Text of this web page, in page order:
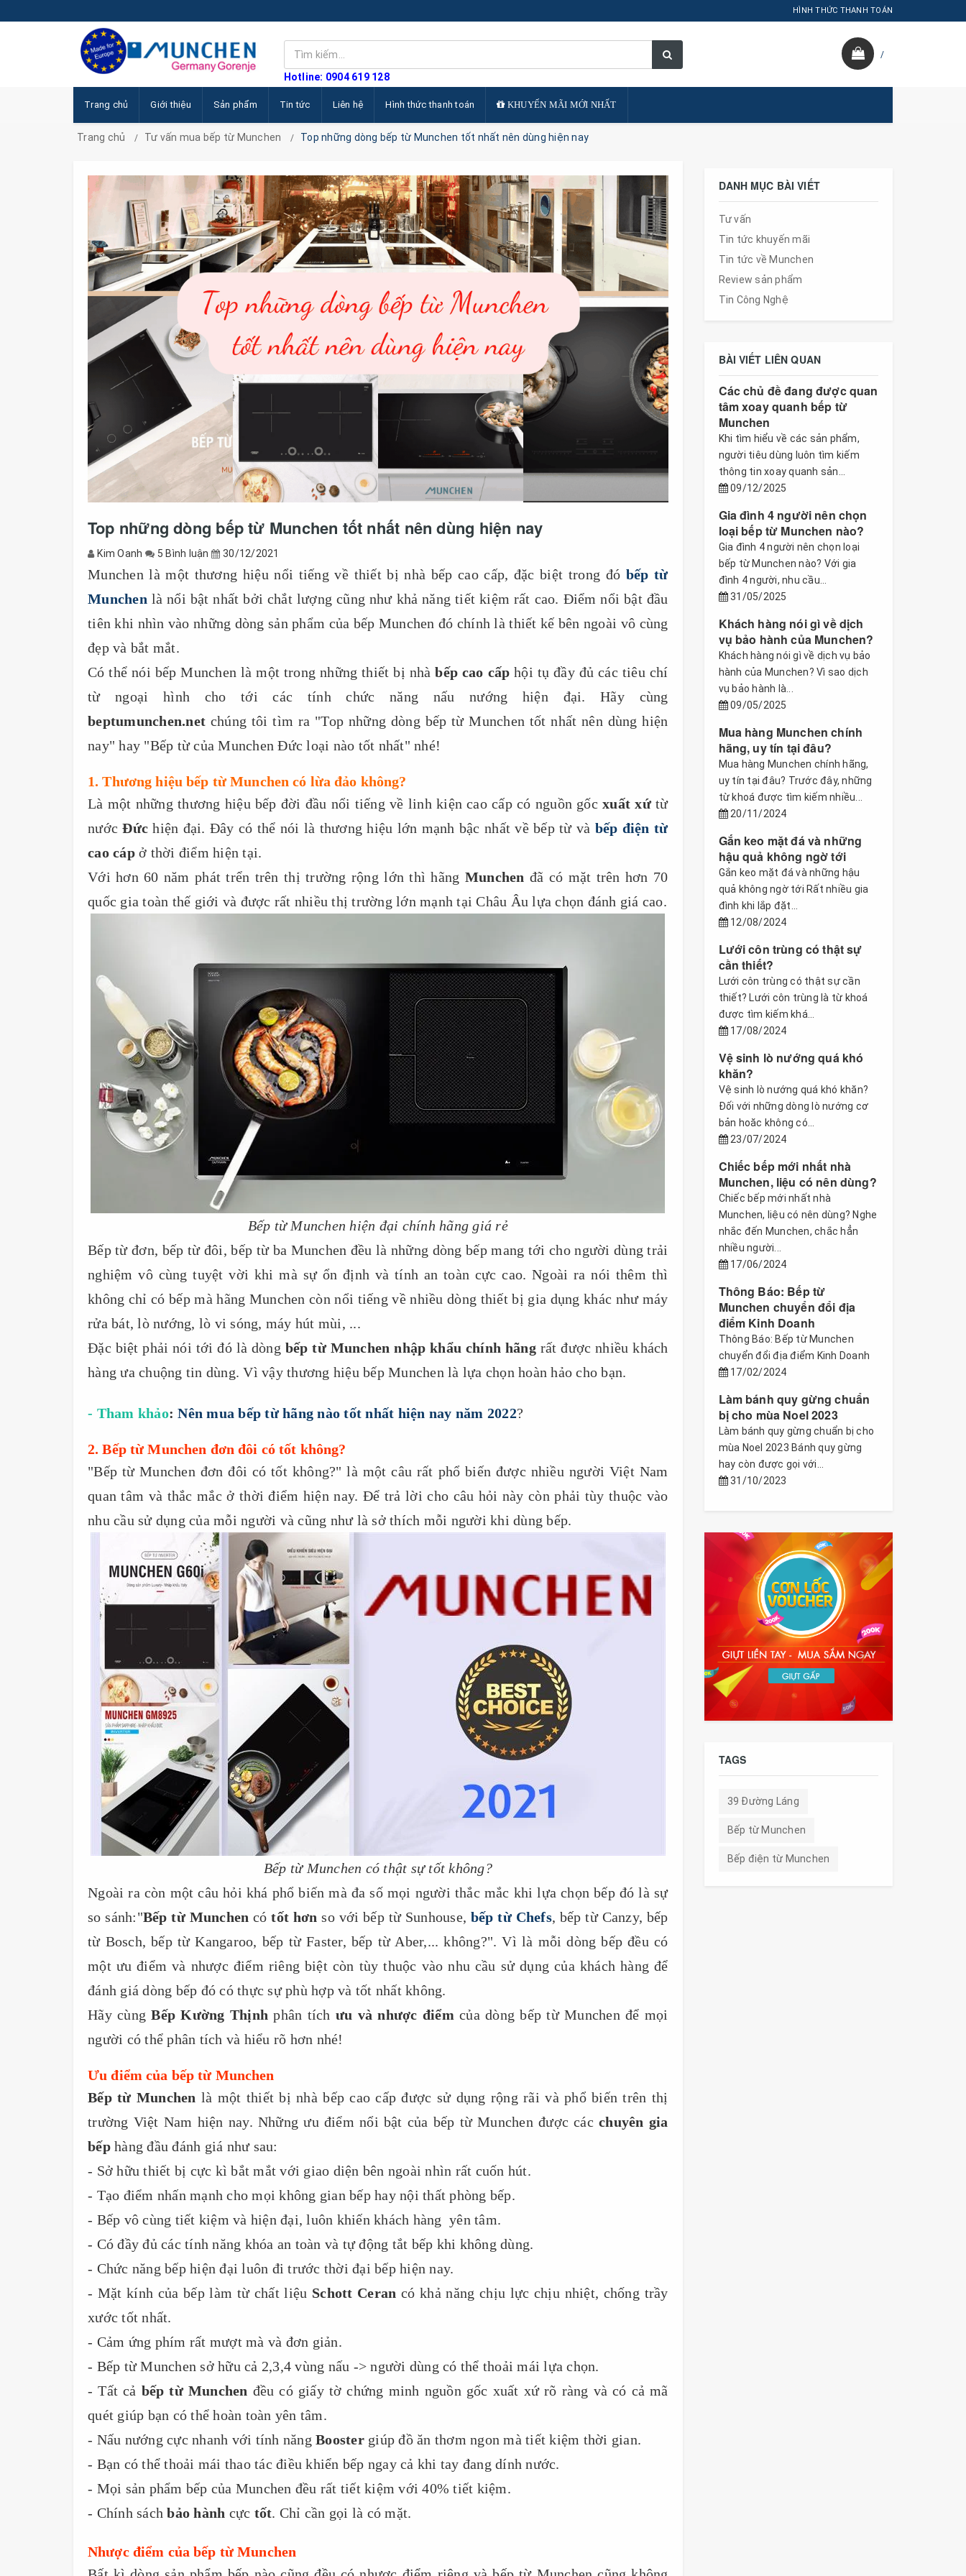
HÌNH THỨC THANH TOÁN
Hotline: 0904 619 128
/
Trang chủ Giới thiệu Sản phẩm Tin tức Liên hệ Hình thức thanh toán KHUYẾN MÃI MỚI NHẤT
Trang chủ Tư vấn mua bếp từ Munchen Top những dòng bếp từ Munchen tốt nhất nên dùng hiện nay
Top những dòng bếp từ Munchen tốt nhất nên dùng hiện nay
Kim Oanh 5 Bình luận 30/12/2021
Munchen là một thương hiệu nổi tiếng về thiết bị nhà bếp cao cấp, đặc biệt trong đó bếp từ
Munchen là nổi bật nhất bởi chắt lượng cũng như khả năng tiết kiệm rất cao. Điểm nổi bật đầu
tiên khi nhìn vào những dòng sản phẩm của bếp Munchen đó chính là thiết kế bên ngoài vô cùng
đẹp và bắt mắt.
Có thể nói bếp Munchen là một trong những thiết bị nhàbếp cao cấp hội tụ đầy đủ các tiêu chí
từ ngoại hình cho tới các tính chức năng nấu nướng hiện đại. Hãy cùng
beptumunchen.net chúng tôi tìm ra "Top những dòng bếp từ Munchen tốt nhất nên dùng hiện
nay" hay "Bếp từ của Munchen Đức loại nào tốt nhất" nhé!
1. Thương hiệu bếp từ Munchen có lừa đảo không?
Là một những thương hiệu bếp đời đầu nổi tiếng về linh kiện cao cấp có nguồn gốcxuất xứ từ
nướcĐức hiện đại. Đây có thể nói là thương hiệu lớn mạnh bậc nhất về bếp từ và bếp điện từ
cao cáp ở thời điểm hiện tại.
Với hơn 60 năm phát trển trên thị trường rộng lớn thì hãng Munchen đã có mặt trên hơn 70
quốc gia toàn thế giới và được rất nhiều thị trường lớn mạnh tại Châu Âu lựa chọn đánh giá cao.
Bếp từ Munchen hiện đại chính hãng giá rẻ
Bếp từ đơn, bếp từ đôi, bếp từ ba Munchen đều là những dòng bếp mang tới cho người dùng trải
nghiệm vô cùng tuyệt vời khi mà sự ổn định và tính an toàn cực cao. Ngoài ra nói thêm thì
không chỉ có bếp mà hãng Munchen còn nổi tiếng về nhiều dòng thiết bị gia dụng khác như máy
rửa bát, lò nướng, lò vi sóng, máy hút mùi, ...
Đặc biệt phải nói tới đó là dòng bếp từ Munchen nhập khẩu chính hãngrất được nhiều khách
hàng ưa chuộng tin dùng. Vì vậy thương hiệu bếp Munchen là lựa chọn hoàn hảo cho bạn.
- Tham khảo: Nên mua bếp từ hãng nào tốt nhất hiện nay năm 2022?
2. Bếp từ Munchen đơn đôi có tốt không?
"Bếp từ Munchen đơn đôi có tốt không?" là một câu rất phổ biến được nhiều người Việt Nam
quan tâm và thắc mắc ở thời điểm hiện nay. Để trả lời cho câu hỏi này còn phải tùy thuộc vào
nhu cầu sử dụng của mỗi người và cũng như là sở thích mỗi người khi dùng bếp.
Bếp từ Munchen có thật sự tốt không?
Ngoài ra còn một câu hỏi khá phổ biến mà đa số mọi người thắc mắc khi lựa chọn bếp đó là sự
so sánh:"Bếp từ Munchen có tốt hơn so với bếp từ Sunhouse, bếp từ Chefs, bếp từ Canzy, bếp
từ Bosch, bếp từ Kangaroo, bếp từ Faster, bếp từ Aber,... không?". Vì là mỗi dòng bếp đều có
một ưu điểm và nhược điểm riêng biệt còn tùy thuộc vào nhu cầu sử dụng của khách hàng để
đánh giá dòng bếp đó có thực sự phù hợp và tốt nhất không.
Hãy cùngBếp Kường Thịnh phân tích ưu và nhược điểm của dòng bếp từ Munchen để mọi
người có thể phân tích và hiểu rõ hơn nhé!
Ưu điểm của bếp từ Munchen
Bếp từ Munchen là một thiết bị nhà bếp cao cấp được sử dụng rộng rãi và phổ biến trên thị
trường Việt Nam hiện nay. Những ưu điểm nổi bật của bếp từ Munchen được cácchuyên gia
bếphàng đầu đánh giá như sau:
- Sở hữu thiết bị cực kì bắt mắt với giao diện bên ngoài nhìn rất cuốn hút.
- Tạo điểm nhấn mạnh cho mọi không gian bếp hay nội thất phòng bếp.
- Bếp vô cùng tiết kiệm và hiện đại, luôn khiến khách hàng yên tâm.
- Có đầy đủ các tính năng khóa an toàn và tự động tắt bếp khi không dùng.
- Chức năng bếp hiện đại luôn đi trước thời đại bếp hiện nay.
- Mặt kính của bếp làm từ chất liệu Schott Ceran có khả năng chịu lực chịu nhiệt, chống trầy
xước tốt nhất.
- Cảm ứng phím rất mượt mà và đơn giản.
- Bếp từ Munchen sở hữu cả 2,3,4 vùng nấu -> người dùng có thể thoải mái lựa chọn.
- Tất cả bếp từ Munchen đều có giấy tờ chứng minh nguồn gốc xuất xứ rõ ràng và có cả mã
quét giúp bạn có thể hoàn toàn yên tâm.
- Nấu nướng cực nhanh với tính năng Boostergiúp đồ ăn thơm ngon mà tiết kiệm thời gian.
- Bạn có thể thoải mái thao tác điều khiển bếp ngay cả khi tay đang dính nước.
- Mọi sản phẩm bếp của Munchen đều rất tiết kiệm với 40% tiết kiệm.
- Chính sáchbảo hành cực tốt. Chỉ cần gọi là có mặt.
Nhược điểm của bếp từ Munchen
DANH MỤC BÀI VIẾT
Tư vấn
Tin tức khuyến mãi
Tin tức về Munchen
Review sản phẩm
Tin Công Nghệ
BÀI VIẾT LIÊN QUAN
Các chủ đề đang được quan
tâm xoay quanh bếp từ
Munchen
Khi tìm hiểu về các sản phẩm,
người tiêu dùng luôn tìm kiếm
thông tin xoay quanh sản...
09/12/2025
Gia đình 4 người nên chọn
loại bếp từ Munchen nào?
Gia đình 4 người nên chọn loại
bếp từ Munchen nào? Với gia
đình 4 người, nhu cầu...
31/05/2025
Khách hàng nói gì về dịch
vụ bảo hành của Munchen?
Khách hàng nói gì về dịch vụ bảo
hành của Munchen? Vì sao dịch
vụ bảo hành là...
09/05/2025
Mua hàng Munchen chính
hãng, uy tín tại đâu?
Mua hàng Munchen chính hãng,
uy tín tại đâu? Trước đây, những
từ khoá được tìm kiếm nhiều...
20/11/2024
Gắn keo mặt đá và những
hậu quả không ngờ tới
Gắn keo mặt đá và những hậu
quả không ngờ tới Rất nhiều gia
đình khi lắp đặt...
12/08/2024
Lưới côn trùng có thật sự
cần thiết?
Lưới côn trùng có thật sự cần
thiết? Lưới côn trùng là từ khoá
được tìm kiếm khá...
17/08/2024
Vệ sinh lò nướng quá khó
khăn?
Vệ sinh lò nướng quá khó khăn?
Đối với những dòng lò nướng cơ
bản hoăc không có...
23/07/2024
Chiếc bếp mới nhất nhà
Munchen, liệu có nên dùng?
Chiếc bếp mới nhất nhà
Munchen, liệu có nên dùng? Nghe
nhắc đến Munchen, chắc hẳn
nhiều người...
17/06/2024
Thông Báo: Bếp từ
Munchen chuyển đổi địa
điểm Kinh Doanh
Thông Báo: Bếp từ Munchen
chuyển đổi địa điểm Kinh Doanh
17/02/2024
Làm bánh quy gừng chuẩn
bị cho mùa Noel 2023
Làm bánh quy gừng chuẩn bị cho
mùa Noel 2023 Bánh quy gừng
hay còn được gọi với...
31/10/2023
TAGS
39 Đường Láng
Bếp từ Munchen
Bếp điện từ Munchen